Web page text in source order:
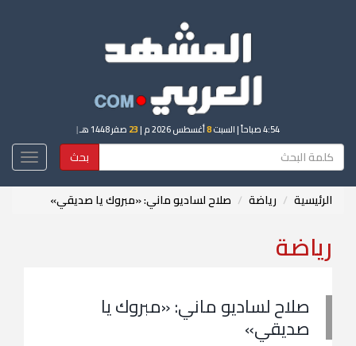
4:54 صباحاً | السبت8أغسطس 2026 م | 23 صفر 1448 هـ |
بحث
الرئيسية رياضة صلاح لساديو ماني: «مبروك يا صديقي»
رياضة
صلاح لساديو ماني: «مبروك يا
صديقي»